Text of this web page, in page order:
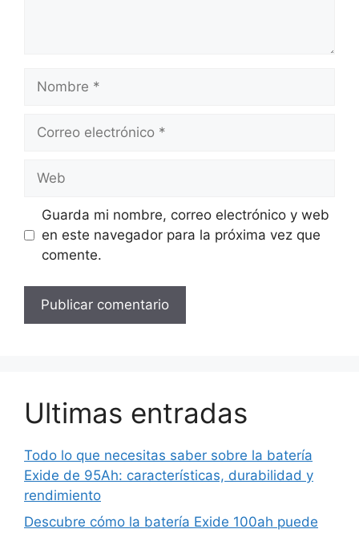
Nombre
Correo
Web
Guarda mi nombre, correo electrónico y web
en este navegador para la próxima vez que
comente.
Ultimas entradas
Todo lo que necesitas saber sobre la batería
Exide de 95Ah: características, durabilidad y
rendimiento
Descubre cómo la batería Exide 100ah puede